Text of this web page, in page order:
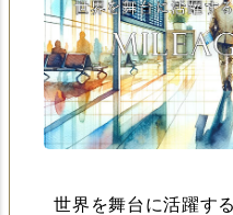
世界を舞台に活躍す